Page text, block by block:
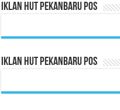
Iklan HUT Pekanbaru Pos
Iklan HUT Pekanbaru Pos